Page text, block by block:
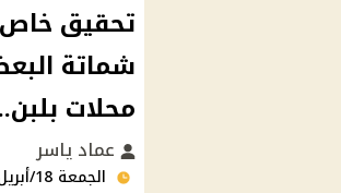
تحقيق خاص
شماتة
محلات
عماد ياسر
الجمعة 18/أبريل/2025 - 06:28 م